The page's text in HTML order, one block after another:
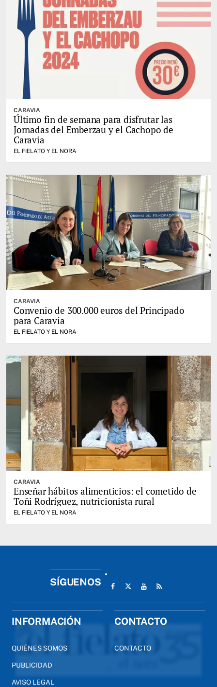
CARAVIA
Último fin de semana para disfrutar las
Jornadas del Emberzau y el Cachopo de
Caravia
EL FIELATO Y EL NORA
CARAVIA
Convenio de 300.000 euros del Principado
para Caravia
EL FIELATO Y EL NORA
CARAVIA
Enseñar hábitos alimenticios: el cometido de
Toñi Rodríguez, nutricionista rural
EL FIELATO Y EL NORA
SÍGUENOS
INFORMACIÓN
QUIÉNES SOMOS
PUBLICIDAD
AVISO LEGAL
CONTACTO
CONTACTO